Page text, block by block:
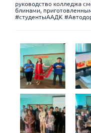
руководство колледжа
блинами,
#студентыААДК